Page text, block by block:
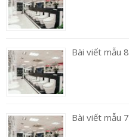
Bài viết mẫu 8
Bài viết mẫu 7